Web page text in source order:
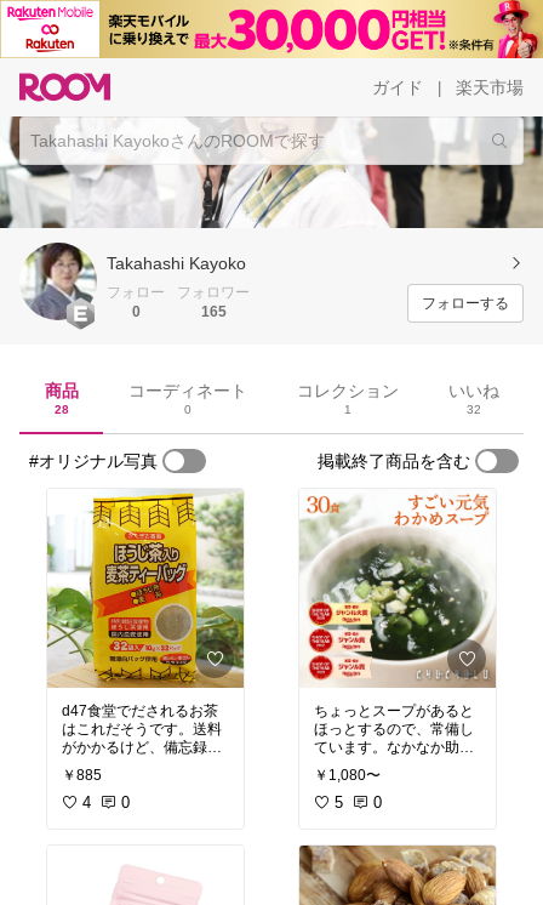
ガイド 楽天市場
Takahashi Kayoko
フォロー
0
フォロワー
165
フォローする
商品
28
コーディネート
0
コレクション
1
いいね
32
#オリジナル写真 掲載終了商品を含む
d47食堂でだされるお茶
はこれだそうです。送料
がかかるけど、備忘録と
してあげておきます。
￥885
4 0
ちょっとスープがあると
ほっとするので、常備し
ています。なかなか助か
るのでけっこうリピート
してます。
￥1,080〜
5 0